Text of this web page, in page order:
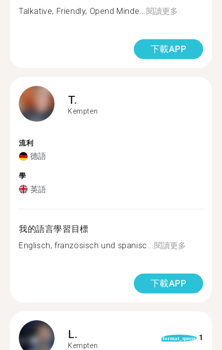
Talkative, Friendly, Opend Minde... 閱讀更多
下載APP
T.
Kempten
流利
德語
學
英語
我的語言學習目標
Englisch, französisch und spanisc... 閱讀更多
下載APP
L.
Kempten
format_quote 1